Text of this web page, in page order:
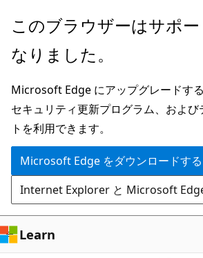
メ
ン
ン
テ
ン
ツ
に
ス
キ
ッ
プ
このブラウザーはサポー
なりました。
Microsoft Edge にアップグレードする
セキュリティ更新プログラム、およ
トを利用できます。
Microsoft Edge をダウンロードする
Internet Explorer と Microsoft
Learn